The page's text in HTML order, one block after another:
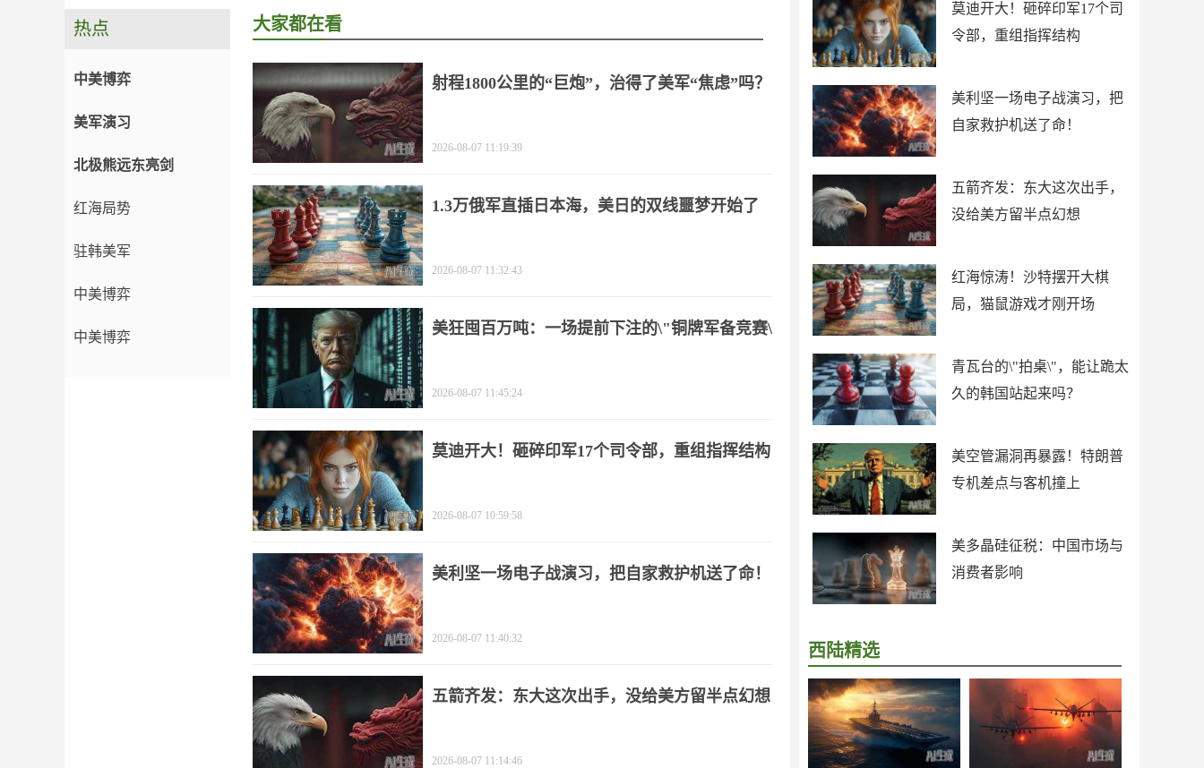
莫迪开大！砸碎印军17个司
令部，重组指挥结构
美利坚一场电子战演习，把
自家救护机送了命！
五箭齐发：东大这次出手，
没给美方留半点幻想
红海惊涛！沙特摆开大棋
局，猫鼠游戏才刚开场
青瓦台的\"拍桌\"，能让跪太
久的韩国站起来吗？
美空管漏洞再暴露！特朗普
专机差点与客机撞上
美多晶硅征税：中国市场与
消费者影响
西陆精选
热点
中美博弈
美军演习
北极熊远东亮剑
红海局势
驻韩美军
中美博弈
中美博弈
大家都在看
射程1800公里的“巨炮”，治得了美军“焦虑”吗？
2026-08-07 11:19:39
1.3万俄军直插日本海，美日的双线噩梦开始了
2026-08-07 11:32:43
美狂囤百万吨：一场提前下注的\"铜牌军备竞赛\"
2026-08-07 11:45:24
莫迪开大！砸碎印军17个司令部，重组指挥结构
2026-08-07 10:59:58
美利坚一场电子战演习，把自家救护机送了命！
2026-08-07 11:40:32
五箭齐发：东大这次出手，没给美方留半点幻想
2026-08-07 11:14:46